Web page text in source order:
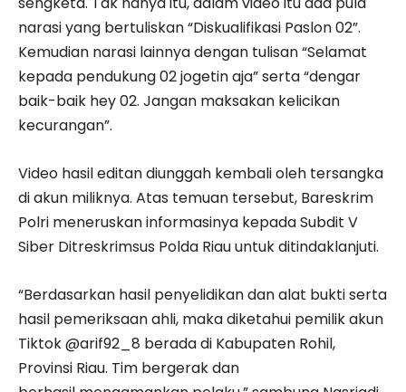
narasi yang bertuliskan “Diskualifikasi Paslon 02”.
Kemudian narasi lainnya dengan tulisan “Selamat
kepada pendukung 02 jogetin aja” serta “dengar
baik-baik hey 02. Jangan maksakan kelicikan
kecurangan”.
Video hasil editan diunggah kembali oleh tersangka
di akun miliknya. Atas temuan tersebut, Bareskrim
Polri meneruskan informasinya kepada Subdit V
Siber Ditreskrimsus Polda Riau untuk ditindaklanjuti.
“Berdasarkan hasil penyelidikan dan alat bukti serta
hasil pemeriksaan ahli, maka diketahui pemilik akun
Tiktok @arif92_8 berada di Kabupaten Rohil,
Provinsi Riau. Tim bergerak dan